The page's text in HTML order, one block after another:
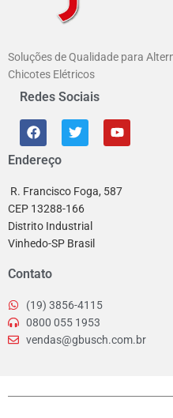
Soluções de Qualidade para
Chicotes Elétricos
Redes Sociais
Endereço
R. Francisco Foga, 587
CEP 13288-166
Distrito Industrial
Vinhedo-SP Brasil
Contato
(19) 3856-4115
0800 055 1953
vendas@gbusch.com.br